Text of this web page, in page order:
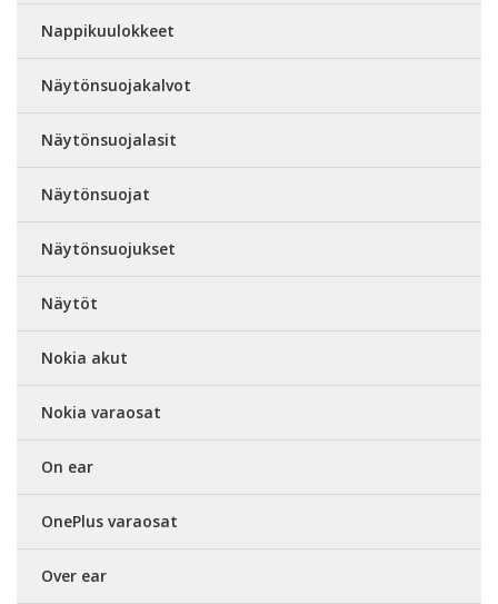
Nappikuulokkeet
Näytönsuojakalvot
Näytönsuojalasit
Näytönsuojat
Näytönsuojukset
Näytöt
Nokia akut
Nokia varaosat
On ear
OnePlus varaosat
Over ear